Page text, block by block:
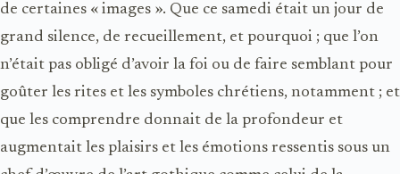
de certaines « images ». Que ce samedi était un jour de
grand silence, de recueillement, et pourquoi ; que l’on
n’était pas obligé d’avoir la foi ou de faire semblant pour
goûter les rites et les symboles chrétiens, notamment ; et
que les comprendre donnait de la profondeur et
augmentait les plaisirs et les émotions ressentis sous un